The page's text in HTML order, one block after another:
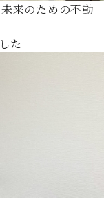
来のための不動
た